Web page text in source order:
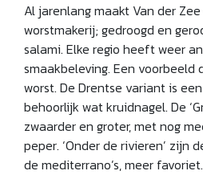
Al jarenlang maakt Van der
worstmakerij; gedroogd en
salami. Elke regio heeft weer
smaakbeleving. Een voorbeeld
worst. De Drentse variant is
behoorlijk wat kruidnagel. De
zwaarder en groter, met nog
peper. ‘Onder de rivieren’ zijn
de mediterrano’s, meer favoriet.